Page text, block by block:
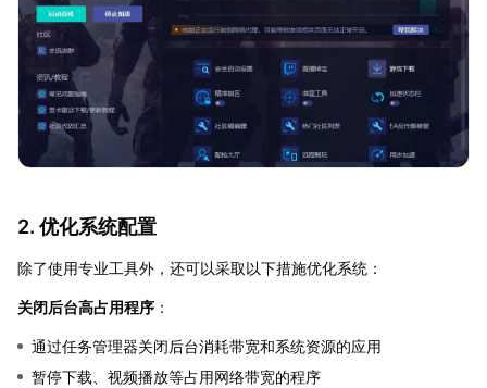
2. 优化系统配置
除了使用专业工具外，还可以采取以下措施优化系统：
关闭后台高占用程序 ：
通过任务管理器关闭后台消耗带宽和系统资源的应用
暂停下载、视频播放等占用网络带宽的程序